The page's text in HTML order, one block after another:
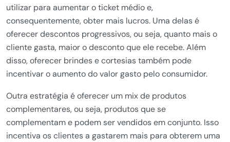
utilizar para aumentar o ticket médio e,
consequentemente, obter mais lucros. Uma delas é
oferecer descontos progressivos, ou seja, quanto mais o
cliente gasta, maior o desconto que ele recebe. Além
disso, oferecer brindes e cortesias também pode
incentivar o aumento do valor gasto pelo consumidor.
Outra estratégia é oferecer um mix de produtos
complementares, ou seja, produtos que se
complementam e podem ser vendidos em conjunto. Isso
incentiva os clientes a gastarem mais para obterem uma